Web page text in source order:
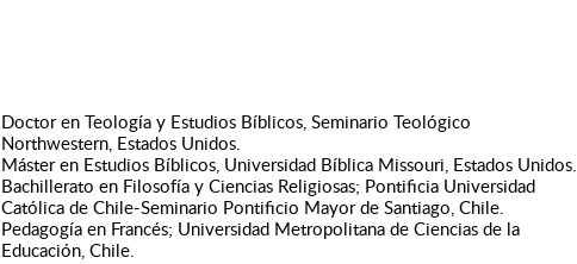
Doctor en Teología y Estudios Bíblicos, Seminario Teológico
Northwestern, Estados Unidos.
Máster en Estudios Bíblicos, Universidad Bíblica Missouri, Estados Unidos.
Bachillerato en Filosofía y Ciencias Religiosas; Pontificia Universidad
Católica de Chile-Seminario Pontificio Mayor de Santiago, Chile.
Pedagogía en Francés; Universidad Metropolitana de Ciencias de la
Educación, Chile.